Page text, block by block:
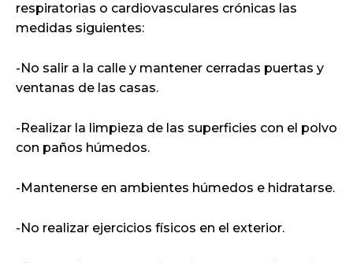
respiratorias o cardiovasculares crónicas las
medidas siguientes:
-No salir a la calle y mantener cerradas puertas y
ventanas de las casas.
-Realizar la limpieza de las superficies con el polvo
con paños húmedos.
-Mantenerse en ambientes húmedos e hidratarse.
-No realizar ejercicios físicos en el exterior.